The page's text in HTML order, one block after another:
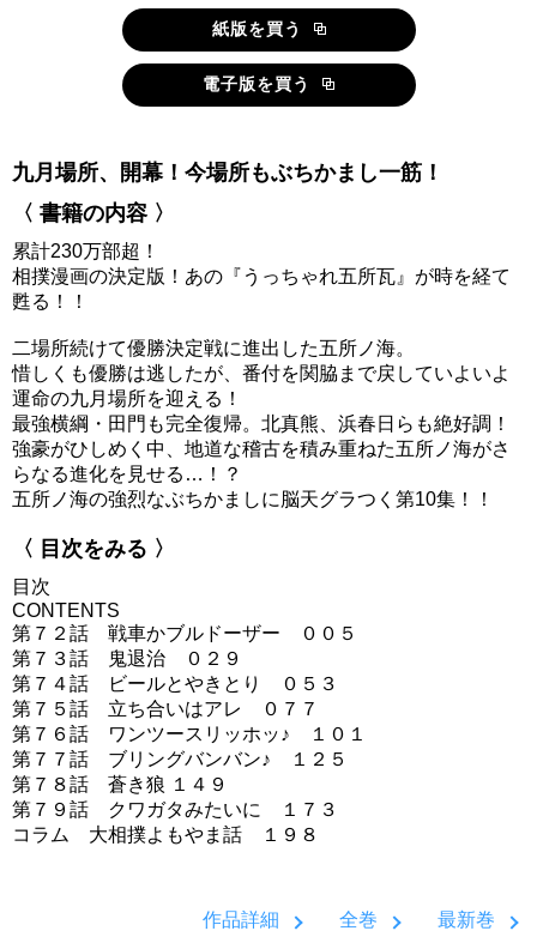
紙版を買う
電子版を買う
九月場所、開幕！今場所もぶちかまし一筋！
〈 書籍の内容 〉
累計230万部超！
相撲漫画の決定版！あの『うっちゃれ五所瓦』が時を経て
甦る！！
二場所続けて優勝決定戦に進出した五所ノ海。
惜しくも優勝は逃したが、番付を関脇まで戻していよいよ
運命の九月場所を迎える！
最強横綱・田門も完全復帰。北真熊、浜春日らも絶好調！
強豪がひしめく中、地道な稽古を積み重ねた五所ノ海がさ
らなる進化を見せる…！？
五所ノ海の強烈なぶちかましに脳天グラつく第10集！！
〈 目次をみる 〉
目次
CONTENTS
第７２話 戦車かブルドーザー ００５
第７３話 鬼退治 ０２９
第７４話 ビールとやきとり ０５３
第７５話 立ち合いはアレ ０７７
第７６話 ワンツースリッホッ♪ １０１
第７７話 ブリングバンバン♪ １２５
第７８話 蒼き狼 １４９
第７９話 クワガタみたいに １７３
コラム 大相撲よもやま話 １９８
作品詳細 全巻 最新巻